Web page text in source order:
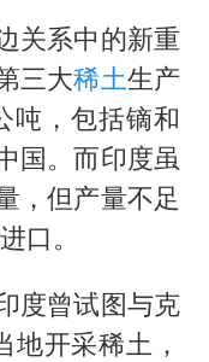
关系中的新重
三大稀土生产
吨，包括镝和
国。而印度虽
，但产量不足
口。
度曾试图与克
开采稀土，